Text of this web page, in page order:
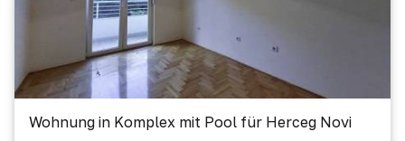
Wohnung in Komplex mit Pool für Herceg Novi